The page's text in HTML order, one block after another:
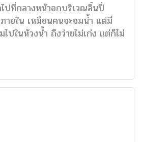
ปที่กลางหน้าอกบริเวณลิ้นปี่
ายใน เหมือนคนจะจมน้ำ แต่มี
ไปในห้วงน้ำ ถึงว่ายไม่เก่ง แต่ก็ไม่